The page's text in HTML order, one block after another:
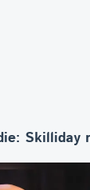
Skilliday